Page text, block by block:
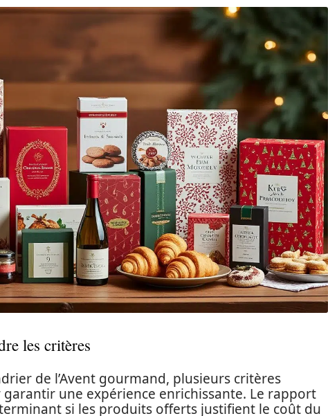
les critères
de l’Avent gourmand, plusieurs critères
une expérience enrichissante. Le rapport
si les produits offerts justifient le coût du